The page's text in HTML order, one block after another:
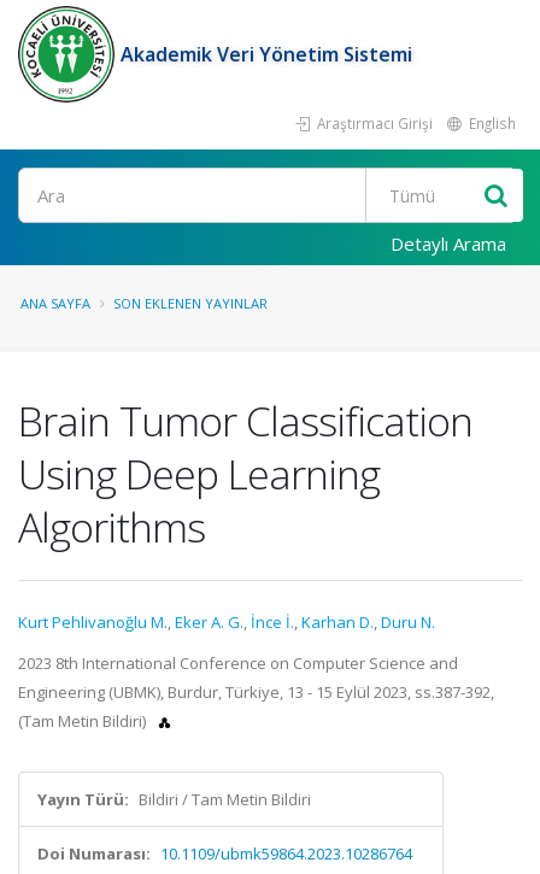
Akademik Veri Yönetim Sistemi
Araştırmacı Girişi English
Ara
Detaylı Arama
ANA SAYFA SON EKLENEN YAYINLAR
Brain Tumor Classification
Using Deep Learning
Algorithms
Kurt Pehlivanoğlu M.,Eker A. G., İnce İ.,Karhan D.,Duru N.
2023 8th International Conference on Computer Science and
Engineering (UBMK), Burdur, Türkiye, 13 - 15 Eylül 2023, ss.387-392,
(Tam Metin Bildiri)
Yayın Türü: Bildiri / Tam Metin Bildiri
Doi Numarası: 10.1109/ubmk59864.2023.10286764